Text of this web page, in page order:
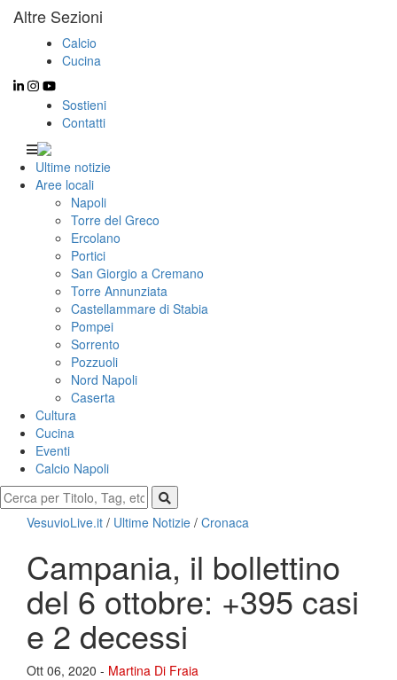
Altre Sezioni
Calcio
Cucina
Sostieni
Contatti
Ultime notizie
Aree locali
Napoli
Torre del Greco
Ercolano
Portici
San Giorgio a Cremano
Torre Annunziata
Castellammare di Stabia
Pompei
Sorrento
Pozzuoli
Nord Napoli
Caserta
Cultura
Cucina
Eventi
Calcio Napoli
VesuvioLive.it / Ultime Notizie / Cronaca
Campania, il bollettino
del 6 ottobre: +395 casi
e 2 decessi
Ott 06, 2020 - Martina Di Fraia